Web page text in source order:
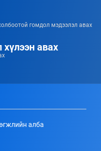
гомдол мэдээлэл авах
авах
алба